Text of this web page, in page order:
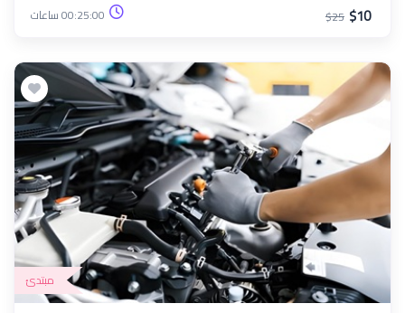
$10
$25 00:25:00 ساعات
مبتدئ